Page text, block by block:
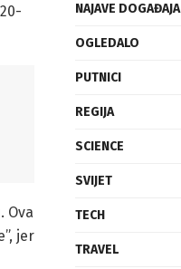
Ova
jer
NAJAVE DOGAĐAJA
OGLEDALO
PUTNICI
REGIJA
SCIENCE
SVIJET
TECH
TRAVEL